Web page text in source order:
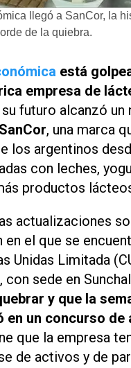
llegó a SanCor, la
de la quiebra.
está
empresa de
su futuro alcanzó
SanCor, una marca
los argentinos
con leches,
productos
actualizaciones
en el que se
Unidas Limitada
con sede en
y que la
en un concurso de
que la empresa
de activos y de